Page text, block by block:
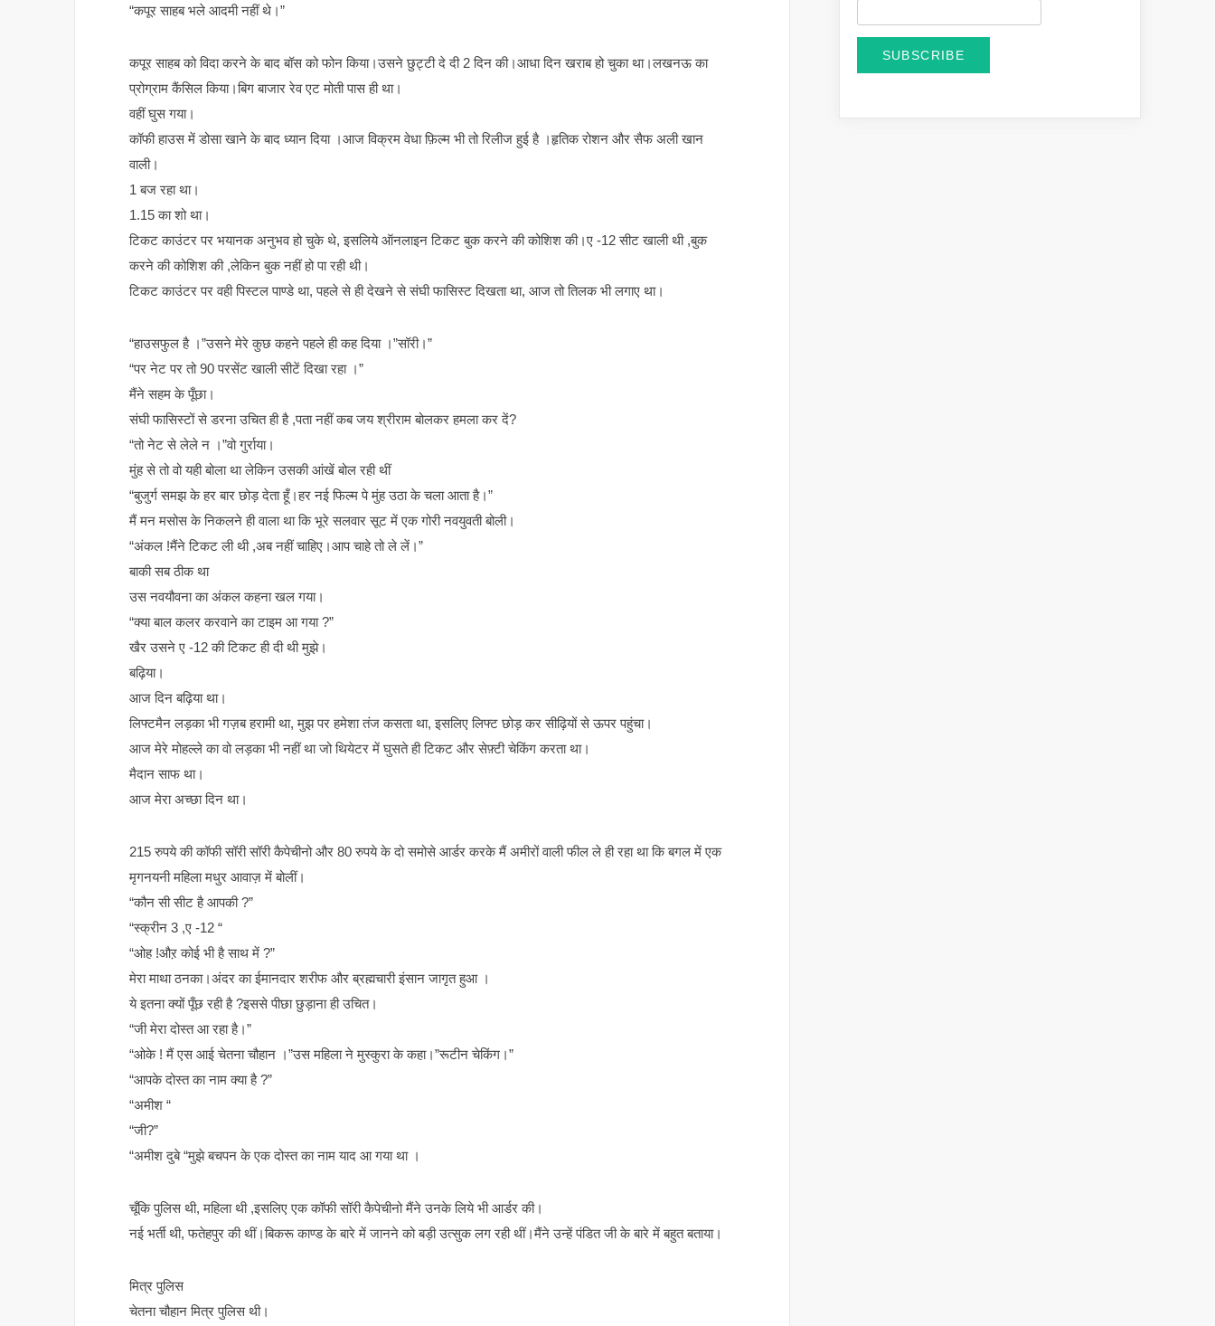
“कपूर साहब भले आदमी नहीं थे।”
कपूर साहब को विदा करने के बाद बॉस को फोन किया।उसने छुट्टी दे दी 2 दिन की।आधा दिन खराब हो चुका था।लखनऊ का
प्रोग्राम कैंसिल किया।बिग बाजार रेव एट मोती पास ही था।
वहीं घुस गया।
कॉफी हाउस में डोसा खाने के बाद ध्यान दिया ।आज विक्रम वेधा फ़िल्म भी तो रिलीज हुई है ।हृतिक रोशन और सैफ अली खान
वाली।
1 बज रहा था।
1.15 का शो था।
टिकट काउंटर पर भयानक अनुभव हो चुके थे, इसलिये ऑनलाइन टिकट बुक करने की कोशिश की।ए -12 सीट खाली थी ,बुक
करने की कोशिश की ,लेकिन बुक नहीं हो पा रही थी।
टिकट काउंटर पर वही पिस्टल पाण्डे था, पहले से ही देखने से संघी फासिस्ट दिखता था, आज तो तिलक भी लगाए था।
“हाउसफुल है ।”उसने मेरे कुछ कहने पहले ही कह दिया ।”सॉरी।”
“पर नेट पर तो 90 परसेंट खाली सीटें दिखा रहा ।”
मैंने सहम के पूँछा।
संघी फासिस्टों से डरना उचित ही है ,पता नहीं कब जय श्रीराम बोलकर हमला कर दें?
“तो नेट से लेले न ।”वो गुर्राया।
मुंह से तो वो यही बोला था लेकिन उसकी आंखें बोल रही थीं
“बुजुर्ग समझ के हर बार छोड़ देता हूँ।हर नई फिल्म पे मुंह उठा के चला आता है।”
मैं मन मसोस के निकलने ही वाला था कि भूरे सलवार सूट में एक गोरी नवयुवती बोली।
“अंकल !मैंने टिकट ली थी ,अब नहीं चाहिए।आप चाहे तो ले लें।”
बाकी सब ठीक था
उस नवयौवना का अंकल कहना खल गया।
“क्या बाल कलर करवाने का टाइम आ गया ?”
खैर उसने ए -12 की टिकट ही दी थी मुझे।
बढ़िया।
आज दिन बढ़िया था।
लिफ्टमैन लड़का भी गज़ब हरामी था, मुझ पर हमेशा तंज कसता था, इसलिए लिफ्ट छोड़ कर सीढ़ियों से ऊपर पहुंचा।
आज मेरे मोहल्ले का वो लड़का भी नहीं था जो थियेटर में घुसते ही टिकट और सेफ़्टी चेकिंग करता था।
मैदान साफ था।
आज मेरा अच्छा दिन था।
215 रुपये की कॉफी सॉरी सॉरी कैपेचीनो और 80 रुपये के दो समोसे आर्डर करके मैं अमीरों वाली फील ले ही रहा था कि बगल में एक
मृगनयनी महिला मधुर आवाज़ में बोलीं।
“कौन सी सीट है आपकी ?”
“स्क्रीन 3 ,ए -12 “
“ओह !औऱ कोई भी है साथ में ?”
मेरा माथा ठनका।अंदर का ईमानदार शरीफ और ब्रह्मचारी इंसान जागृत हुआ ।
ये इतना क्यों पूँछ रही है ?इससे पीछा छुड़ाना ही उचित।
“जी मेरा दोस्त आ रहा है।”
“ओके ! मैं एस आई चेतना चौहान ।”उस महिला ने मुस्कुरा के कहा।”रूटीन चेकिंग।”
“आपके दोस्त का नाम क्या है ?”
“अमीश “
“जी?”
“अमीश दुबे “मुझे बचपन के एक दोस्त का नाम याद आ गया था ।
चूँकि पुलिस थी, महिला थी ,इसलिए एक कॉफी सॉरी कैपेचीनो मैंने उनके लिये भी आर्डर की।
नई भर्ती थी, फतेहपुर की थीं।बिकरू काण्ड के बारे में जानने को बड़ी उत्सुक लग रही थीं।मैंने उन्हें पंडित जी के बारे में बहुत बताया।
मित्र पुलिस
चेतना चौहान मित्र पुलिस थी।